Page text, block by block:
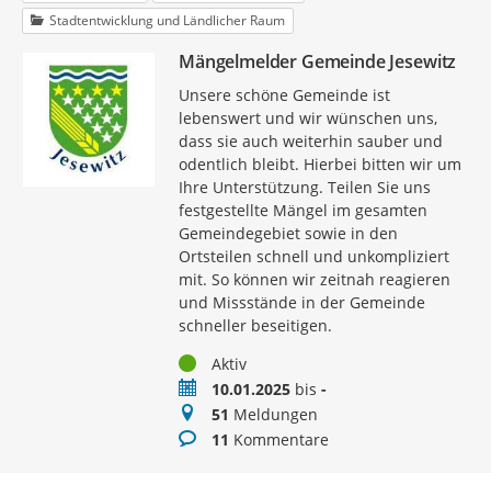
Stadtentwicklung und Ländlicher Raum
Mängelmelder Gemeinde Jesewitz
Unsere schöne Gemeinde ist
lebenswert und wir wünschen uns,
dass sie auch weiterhin sauber und
odentlich bleibt. Hierbei bitten wir um
Ihre Unterstützung. Teilen Sie uns
festgestellte Mängel im gesamten
Gemeindegebiet sowie in den
Ortsteilen schnell und unkompliziert
mit. So können wir zeitnah reagieren
und Missstände in der Gemeinde
schneller beseitigen.
StatusAktiv
Zeitraum10.01.2025bis -
Meldungen
51 Meldungen
Kommentare
11 Kommentare